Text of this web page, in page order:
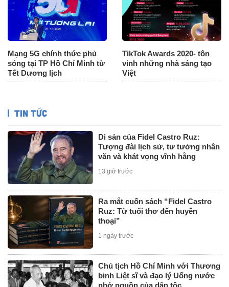
Mạng 5G chính thức phủ
sóng tại TP Hồ Chí Minh từ
Tết Dương lịch
TikTok Awards 2020- tôn
vinh những nhà sáng tạo
Việt
TIN TỨC
Di sản của Fidel Castro Ruz:
Tượng đài lịch sử, tư tưởng nhân
văn và khát vọng vĩnh hằng
13 giờ trước
Ra mắt cuốn sách “Fidel Castro
Ruz: Từ tuổi thơ đến huyền
thoại”
1 ngày trước
Chủ tịch Hồ Chí Minh với Thương
binh Liệt sĩ và đạo lý Uống nước